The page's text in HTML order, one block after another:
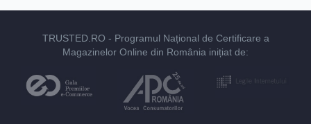
TRUSTED.RO - Programul Național de Certificare a
Magazinelor Online din România inițiat de: